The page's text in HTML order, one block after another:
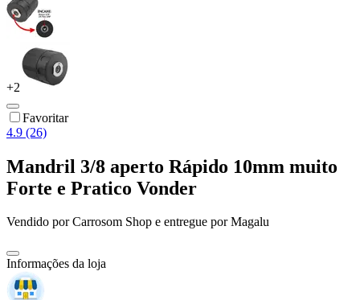
+2
Favoritar
4.9 (26)
Mandril 3/8 aperto Rápido 10mm muito
Forte e Pratico Vonder
Vendido porCarrosom Shop e entregue por Magalu
Informações da loja